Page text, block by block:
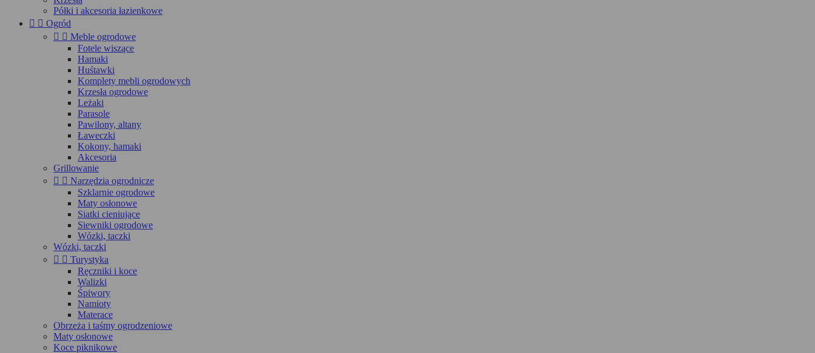
Półki i akcesoria łazienkowe
  Ogród
  Meble ogrodowe
Fotele wiszące
Hamaki
Huśtawki
Komplety mebli ogrodowych
Krzesła ogrodowe
Leżaki
Parasole
Pawilony, altany
Ławeczki
Kokony, hamaki
Akcesoria
Grillowanie
  Narzędzia ogrodnicze
Szklarnie ogrodowe
Maty osłonowe
Siatki cieniujące
Siewniki ogrodowe
Wózki, taczki
Wózki, taczki
  Turystyka
Ręczniki i koce
Walizki
Śpiwory
Namioty
Materace
Obrzeża i taśmy ogrodzeniowe
Maty osłonowe
Koce piknikowe